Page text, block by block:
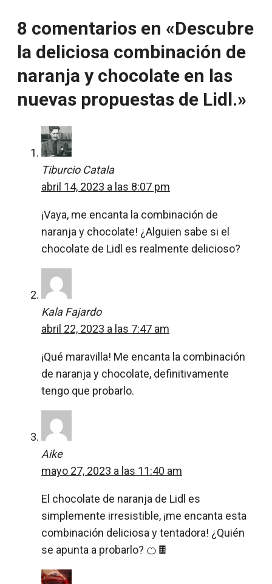
8 comentarios en «Descubre
la deliciosa combinación de
naranja y chocolate en las
nuevas propuestas de Lidl.»
Tiburcio Catala
abril 14, 2023 a las 8:07 pm
¡Vaya, me encanta la combinación de
naranja y chocolate! ¿Alguien sabe si el
chocolate de Lidl es realmente delicioso?
Kala Fajardo
abril 22, 2023 a las 7:47 am
¡Qué maravilla! Me encanta la combinación
de naranja y chocolate, definitivamente
tengo que probarlo.
Aike
mayo 27, 2023 a las 11:40 am
El chocolate de naranja de Lidl es
simplemente irresistible, ¡me encanta esta
combinación deliciosa y tentadora! ¿Quién
se apunta a probarlo? 🍊🍫